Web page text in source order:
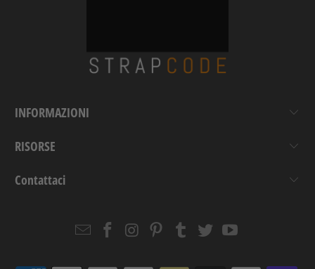
INFORMAZIONI
RISORSE
Contattaci
EmailStrapcode
Strapcode
Strapcode
Strapcode
Strapcode